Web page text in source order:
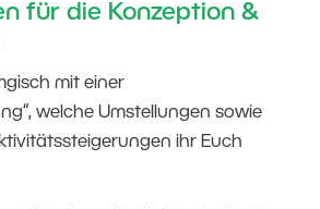
für die Konzeption &
mit einer
welche Umstellungen sowie
ihr Euch